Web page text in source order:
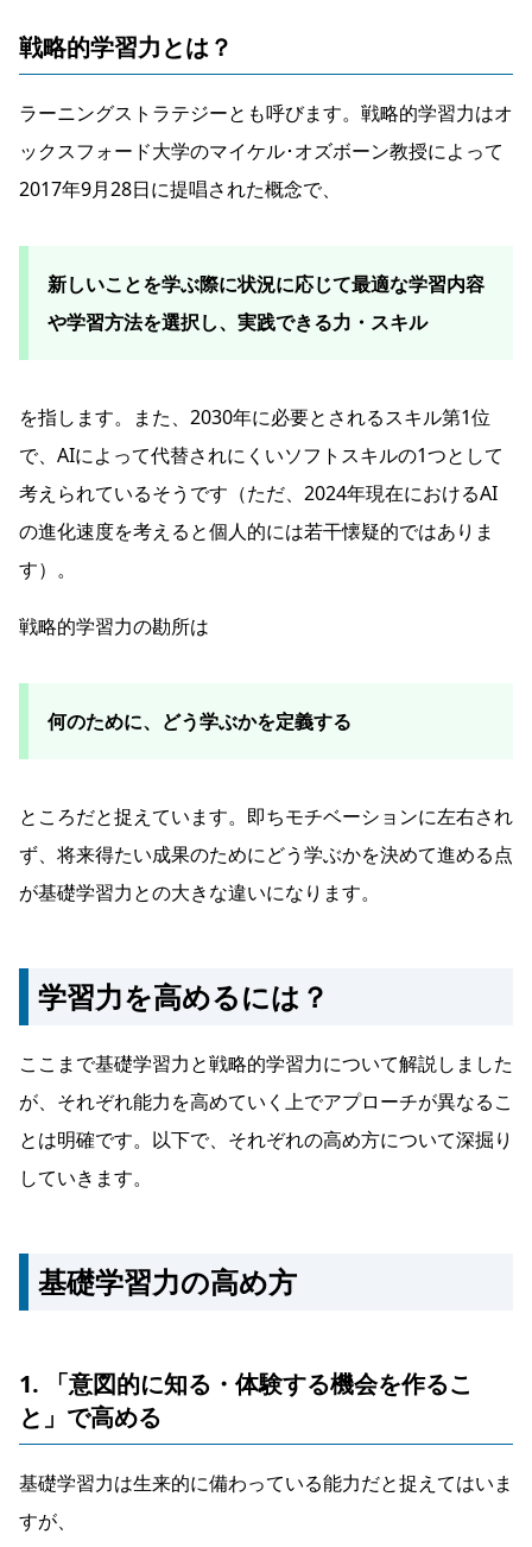
戦略的学習力とは？
ラーニングストラテジーとも呼びます。戦略的学習力はオ
ックスフォード大学のマイケル･オズボーン教授によって
2017年9月28日に提唱された概念で、
新しいことを学ぶ際に状況に応じて最適な学習内容
や学習方法を選択し、実践できる力・スキル
を指します。また、2030年に必要とされるスキル第1位
で、AIによって代替されにくいソフトスキルの1つとして
考えられているそうです（ただ、2024年現在におけるAI
の進化速度を考えると個人的には若干懐疑的ではありま
す）。
戦略的学習力の勘所は
何のために、どう学ぶかを定義する
ところだと捉えています。即ちモチベーションに左右され
ず、将来得たい成果のためにどう学ぶかを決めて進める点
が基礎学習力との大きな違いになります。
学習力を高めるには？
ここまで基礎学習力と戦略的学習力について解説しました
が、それぞれ能力を高めていく上でアプローチが異なるこ
とは明確です。以下で、それぞれの高め方について深掘り
していきます。
基礎学習力の高め方
1. 「意図的に知る・体験する機会を作るこ
と」で高める
基礎学習力は生来的に備わっている能力だと捉えてはいま
すが、